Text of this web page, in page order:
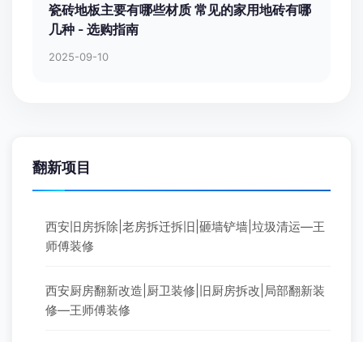
瓷砖地板主要有哪些材质 常见的家用地砖有哪
几种 - 选购指南
2025-09-10
翻新项目
西安旧房拆除|老房拆迁拆旧|砸墙铲墙|垃圾清运—王
师傅装修
西安厨房翻新改造|厨卫装修|旧厨房拆改|局部翻新装
修—王师傅装修